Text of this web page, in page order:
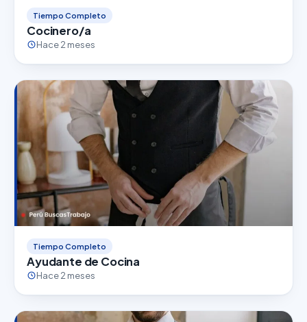
Tiempo Completo
Cocinero/a
Hace 2 meses
Tiempo Completo
Ayudante de Cocina
Hace 2 meses